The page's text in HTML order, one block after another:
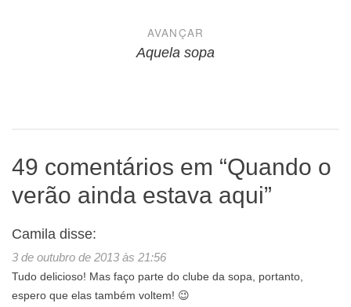
AVANÇAR
Aquela sopa
49 comentários em “Quando o
verão ainda estava aqui”
Camila disse:
3 de outubro de 2013 às 21:56
Tudo delicioso! Mas faço parte do clube da sopa, portanto,
espero que elas também voltem! 😉